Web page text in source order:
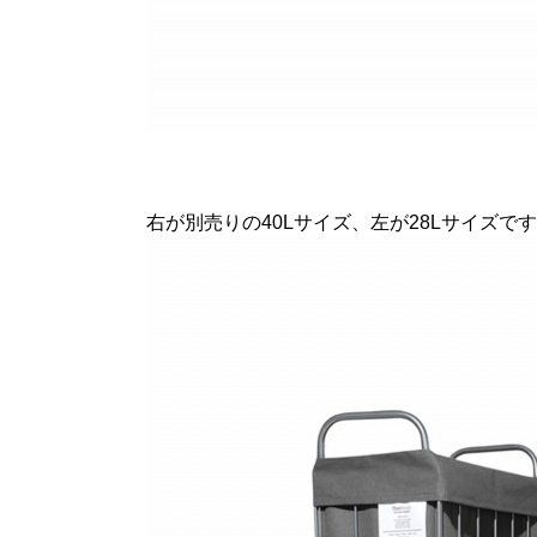
右が別売りの40Lサイズ、左が28Lサイズで